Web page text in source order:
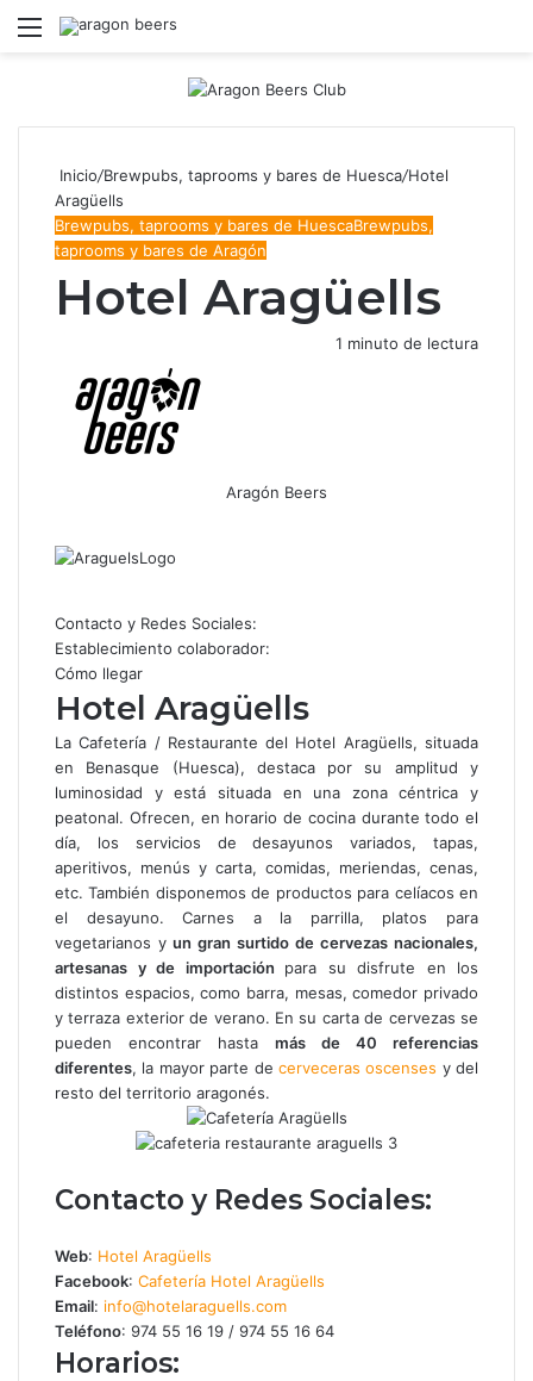
Menú
Inicio/Brewpubs, taprooms y bares de Huesca/Hotel
Aragüells
Brewpubs, taprooms y bares de HuescaBrewpubs,
taprooms y bares de Aragón
Hotel Aragüells
Aragón Beers
1 minuto de lectura
correo
Contacto y Redes Sociales:
Establecimiento colaborador:
Cómo llegar
Hotel Aragüells
La Cafetería / Restaurante del Hotel Aragüells, situada
en Benasque (Huesca), destaca por su amplitud y
luminosidad y está situada en una zona céntrica y
peatonal. Ofrecen, en horario de cocina durante todo el
día, los servicios de desayunos variados, tapas,
aperitivos, menús y carta, comidas, meriendas, cenas,
etc. También disponemos de productos para celíacos en
el desayuno. Carnes a la parrilla, platos para
vegetarianos yun gran surtido de cervezas nacionales,
artesanas y de importación para su disfrute en los
distintos espacios, como barra, mesas, comedor privado
y terraza exterior de verano. En su carta de cervezas se
pueden encontrar hasta más de 40 referencias
diferentes, la mayor parte de cerveceras oscenses y del
resto del territorio aragonés.
Contacto y Redes Sociales:
Web: Hotel Aragüells
Facebook: Cafetería Hotel Aragüells
Email: info@hotelaraguells.com
Teléfono: 974 55 16 19 / 974 55 16 64
Horarios: